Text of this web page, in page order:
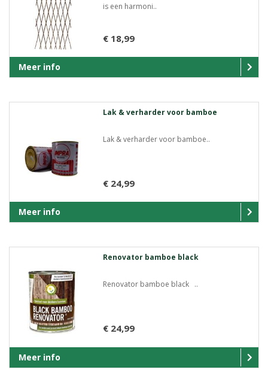
is een harmoni..
€ 18,99
Meer info
Lak & verharder voor bamboe
Lak & verharder voor bamboe..
€ 24,99
Meer info
Renovator bamboe black
Renovator bamboe black ..
€ 24,99
Meer info